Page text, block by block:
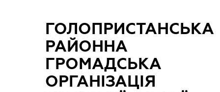
ГОЛОПРИСТАНСЬКА
РАЙОННА
ГРОМАДСЬКА
ОРГАНІЗАЦІЯ